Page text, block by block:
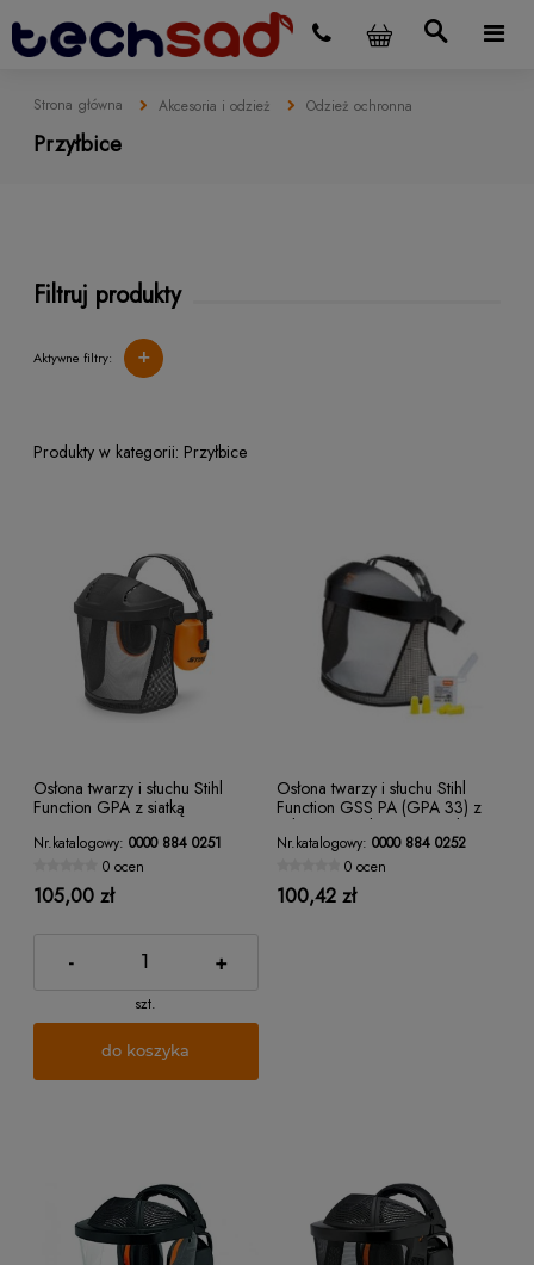
Strona główna Akcesoria i odzież Odzież ochronna
Przyłbice
Filtruj produkty
Aktywne filtry: +
Przyłbice
Osłona twarzy i słuchu Stihl
Function GPA z siatką
Nr.katalogowy: 0000 884 0251
0 ocen
105,00 zł
- +
szt.
do koszyka
Osłona twarzy i słuchu Stihl
Function GSS PA (GPA 33) z
nylonową siatką i 4 zatyczkami
uszu
Nr.katalogowy: 0000 884 0252
0 ocen
100,42 zł